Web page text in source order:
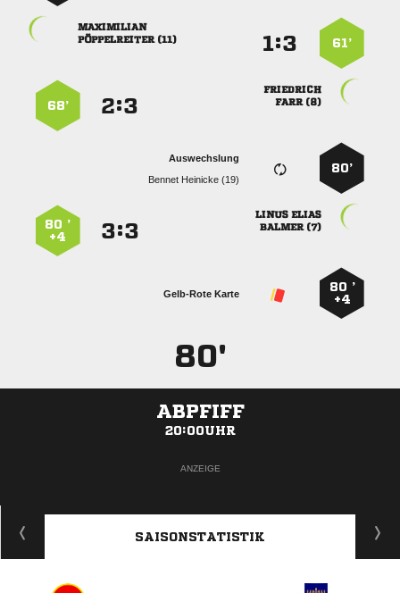
61’
:

 

 
:
68’
80’
Auswechslung
  
 
 
:
80 ’
+4
80 ’
+4
Gelb-Rote Karte
80'
ABPFIFF
20:00UHR
ANZEIGE
SAISONSTATISTIK